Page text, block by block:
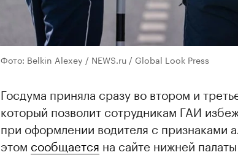
Фото: Belkin Alexey / NEWS.ru / Global Look Press
Госдума приняла сразу во втором и
который позволит сотрудникам ГАИ
при оформлении водителя с признаками
этом сообщается на сайте нижней